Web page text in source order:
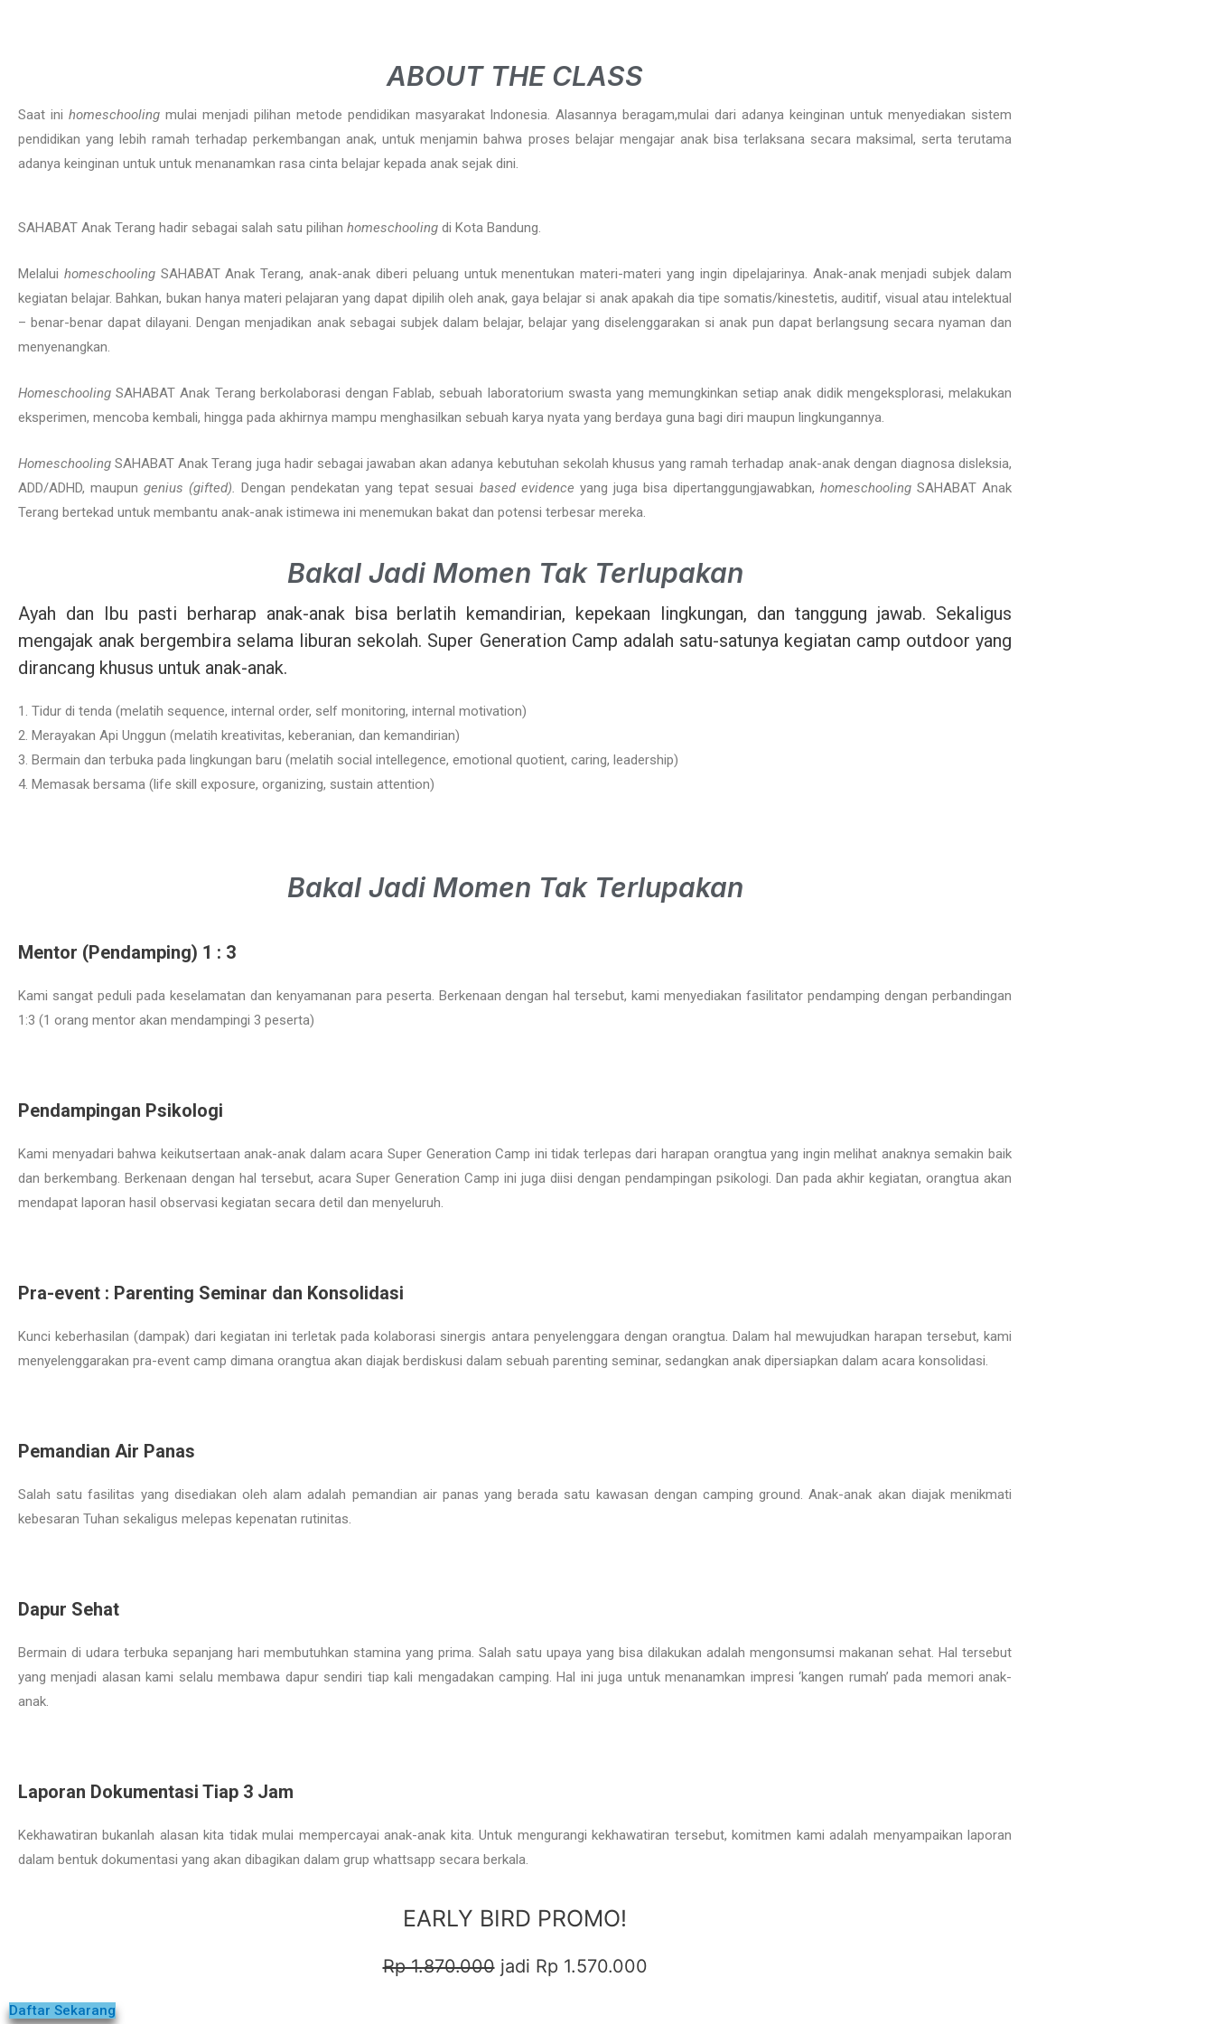
ABOUT THE CLASS
Saat ini homeschoolingmulai menjadi pilihan metode pendidikan masyarakat Indonesia. Alasannya beragam,mulai dari adanya keinginan untuk menyediakan sistem
pendidikan yang lebih ramah terhadap perkembangan anak, untuk menjamin bahwa proses belajar mengajar anak bisa terlaksana secara maksimal, serta terutama
adanya keinginan untuk untuk menanamkan rasa cinta belajar kepada anak sejak dini.
SAHABAT Anak Terang hadir sebagai salah satu pilihan homeschooling di Kota Bandung.
Melalui homeschoolingSAHABAT Anak Terang, anak-anak diberi peluang untuk menentukan materi-materi yang ingin dipelajarinya. Anak-anak menjadi subjek dalam
kegiatan belajar. Bahkan, bukan hanya materi pelajaran yang dapat dipilih oleh anak, gaya belajar si anak apakah dia tipe somatis/kinestetis, auditif, visual atau intelektual
– benar-benar dapat dilayani. Dengan menjadikan anak sebagai subjek dalam belajar, belajar yang diselenggarakan si anak pun dapat berlangsung secara nyaman dan
menyenangkan.
Homeschooling SAHABAT Anak Terang berkolaborasi dengan Fablab, sebuah laboratorium swasta yang memungkinkan setiap anak didik mengeksplorasi, melakukan
eksperimen, mencoba kembali, hingga pada akhirnya mampu menghasilkan sebuah karya nyata yang berdaya guna bagi diri maupun lingkungannya.
Homeschooling SAHABAT Anak Terang juga hadir sebagai jawaban akan adanya kebutuhan sekolah khusus yang ramah terhadap anak-anak dengan diagnosa disleksia,
ADD/ADHD, maupungenius (gifted). Dengan pendekatan yang tepat sesuai based evidence yang juga bisa dipertanggungjawabkan, homeschooling SAHABAT Anak
Terang bertekad untuk membantu anak-anak istimewa ini menemukan bakat dan potensi terbesar mereka.
Bakal Jadi Momen Tak Terlupakan
Ayah dan Ibu pasti berharap anak-anak bisa berlatih kemandirian, kepekaan lingkungan, dan tanggung jawab. Sekaligus
mengajak anak bergembira selama liburan sekolah. Super Generation Camp adalah satu-satunya kegiatan camp outdoor yang
dirancang khusus untuk anak-anak.
1. Tidur di tenda (melatih sequence, internal order, self monitoring, internal motivation)
2. Merayakan Api Unggun (melatih kreativitas, keberanian, dan kemandirian)
3. Bermain dan terbuka pada lingkungan baru (melatih social intellegence, emotional quotient, caring, leadership)
4. Memasak bersama (life skill exposure, organizing, sustain attention)
Bakal Jadi Momen Tak Terlupakan
Mentor (Pendamping) 1 : 3
Kami sangat peduli pada keselamatan dan kenyamanan para peserta. Berkenaan dengan hal tersebut, kami menyediakan fasilitator pendamping dengan perbandingan
1:3 (1 orang mentor akan mendampingi 3 peserta)
Pendampingan Psikologi
Kami menyadari bahwa keikutsertaan anak-anak dalam acara Super Generation Camp ini tidak terlepas dari harapan orangtua yang ingin melihat anaknya semakin baik
dan berkembang. Berkenaan dengan hal tersebut, acara Super Generation Camp ini juga diisi dengan pendampingan psikologi. Dan pada akhir kegiatan, orangtua akan
mendapat laporan hasil observasi kegiatan secara detil dan menyeluruh.
Pra-event : Parenting Seminar dan Konsolidasi
Kunci keberhasilan (dampak) dari kegiatan ini terletak pada kolaborasi sinergis antara penyelenggara dengan orangtua. Dalam hal mewujudkan harapan tersebut, kami
menyelenggarakan pra-event camp dimana orangtua akan diajak berdiskusi dalam sebuah parenting seminar, sedangkan anak dipersiapkan dalam acara konsolidasi.
Pemandian Air Panas
Salah satu fasilitas yang disediakan oleh alam adalah pemandian air panas yang berada satu kawasan dengan camping ground. Anak-anak akan diajak menikmati
kebesaran Tuhan sekaligus melepas kepenatan rutinitas.
Dapur Sehat
Bermain di udara terbuka sepanjang hari membutuhkan stamina yang prima. Salah satu upaya yang bisa dilakukan adalah mengonsumsi makanan sehat. Hal tersebut
yang menjadi alasan kami selalu membawa dapur sendiri tiap kali mengadakan camping. Hal ini juga untuk menanamkan impresi ‘kangen rumah’ pada memori anak-
anak.
Laporan Dokumentasi Tiap 3 Jam
Kekhawatiran bukanlah alasan kita tidak mulai mempercayai anak-anak kita. Untuk mengurangi kekhawatiran tersebut, komitmen kami adalah menyampaikan laporan
dalam bentuk dokumentasi yang akan dibagikan dalam grup whattsapp secara berkala.
EARLY BIRD PROMO!
Rp 1.870.000jadi Rp 1.570.000
Daftar Sekarang